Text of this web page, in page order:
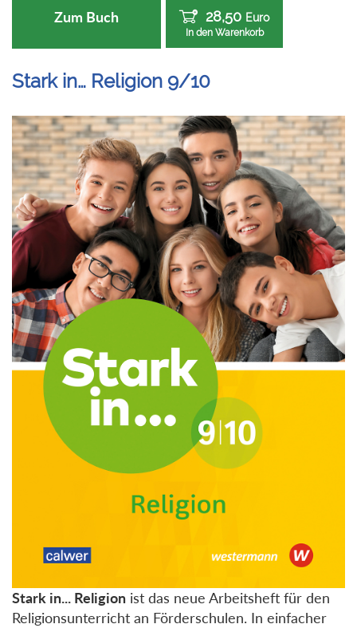
Zum Buch 28,50 Euro
In den Warenkorb
Stark in… Religion 9/10
Stark in... Religion ist das neue Arbeitsheft für den
Religionsunterricht an Förderschulen. In einfacher